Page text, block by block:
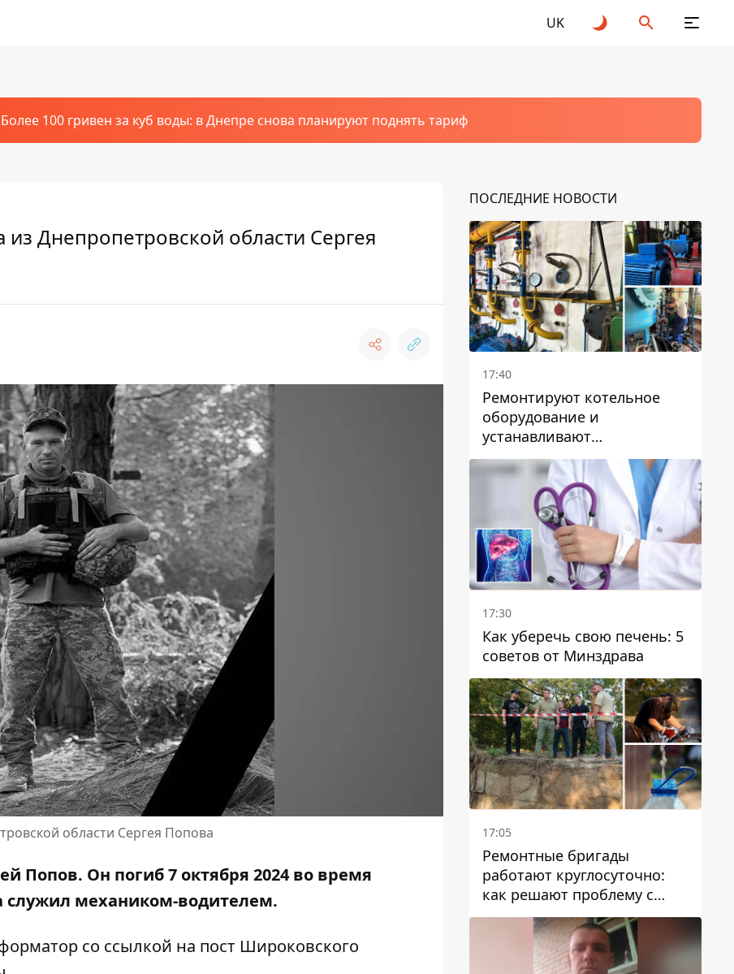
UK
Более 100 гривен за куб воды: в Днепре снова планируют поднять тариф
Днепропетровской области Сергея
области Сергея Попова
Попов. Он погиб 7 октября 2024 во время
механиком-водителем.
со ссылкой на пост Широковского
ПОСЛЕДНИЕ НОВОСТИ
17:40
Ремонтируют котельное
оборудование и
устанавливают
генераторные установки:
как в Днепре готовятся к
отопительному сезону
17:30
Как уберечь свою печень: 5
советов от Минздрава
17:05
Ремонтные бригады
работают круглосуточно:
как решают проблему с
водой в Марганецкой
громаде